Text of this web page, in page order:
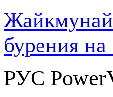
бурения на
РУС